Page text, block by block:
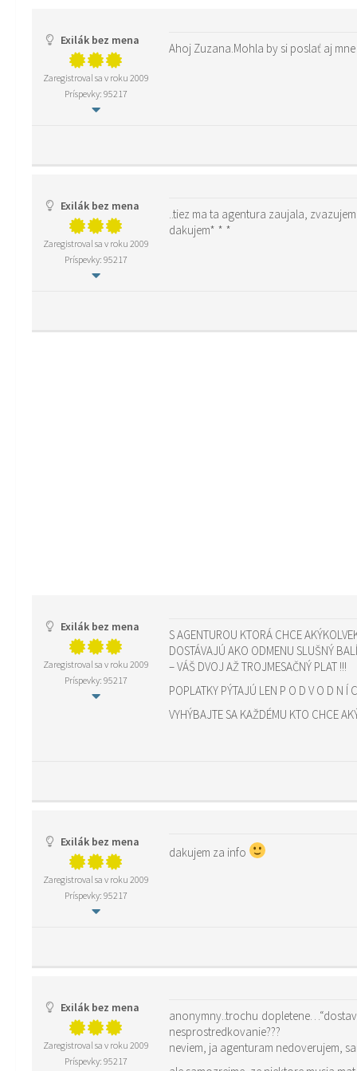
Exilák bez mena
Zaregistroval sa v roku 2009
Príspevky: 95217
Exilák bez mena
Zaregistroval sa v roku 2009
Príspevky: 95217
..tiez ma ta agentura zaujala,
dakujem* * *
Exilák bez mena
Zaregistroval sa v roku 2009
Príspevky: 95217
S AGENTUROU KTORÁ CHCE
DOSTÁVAJÚ AKO ODMENU SLUŠNÝ
– VÁŠ DVOJ AŽ TROJMESAČNÝ PLAT !!!
POPLATKY PÝTAJÚ LEN P O D V O D N Í
VYHÝBAJTE SA KAŽDÉMU KTO CHCE
Exilák bez mena
Zaregistroval sa v roku 2009
Príspevky: 95217
dakujem za info
Exilák bez mena
Zaregistroval sa v roku 2009
Príspevky: 95217
anonymny..trochu
nesprostredkovanie???
neviem, ja agenturam nedoverujem,